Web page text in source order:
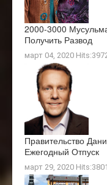
2000-3000
Получить Развод
март 04, 2020
Правительство
Ежегодный Отпуск
март 29, 2020 Hits:3801